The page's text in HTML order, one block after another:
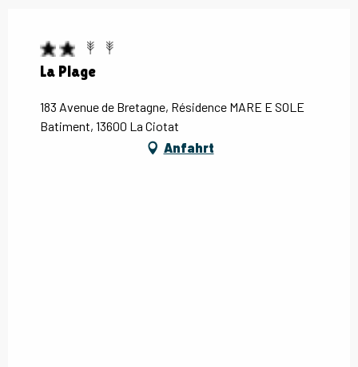
La Plage
183 Avenue de Bretagne, Résidence MARE E SOLE
Batiment, 13600 La Ciotat
Anfahrt